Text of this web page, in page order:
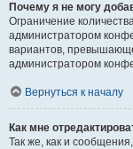
Почему я не могу
Ограничение
администратором
вариантов,
администратором
Вернуться к началу
Как мне
Так же, как и